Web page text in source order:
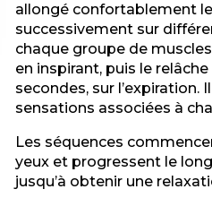
allongé confortablement
successivement sur
chaque groupe de
en inspirant, puis le
secondes, sur l’expiration.
sensations associées à
Les séquences
yeux et progressent le
jusqu’à obtenir une